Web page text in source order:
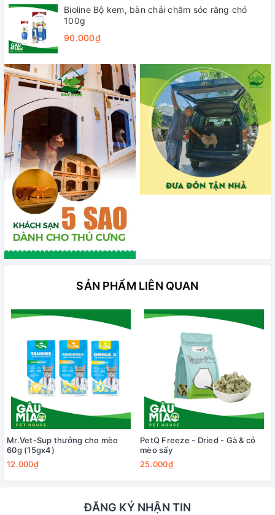
Bioline Bộ kem, bàn chải chăm sóc răng chó
100g
90.000₫
SẢN PHẨM LIÊN QUAN
Mr.Vet-Sup thưởng cho mèo
60g (15gx4)
12.000₫
PetQ Freeze - Dried - Gà & cỏ
mèo sấy
25.000₫
ĐĂNG KÝ NHẬN TIN